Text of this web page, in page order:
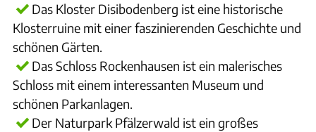
Das Kloster Disibodenberg ist eine historische
Klosterruine mit einer faszinierenden Geschichte und
schönen Gärten.
Das Schloss Rockenhausen ist ein malerisches
Schloss mit einem interessanten Museum und
schönen Parkanlagen.
Der Naturpark Pfälzerwald ist ein großes